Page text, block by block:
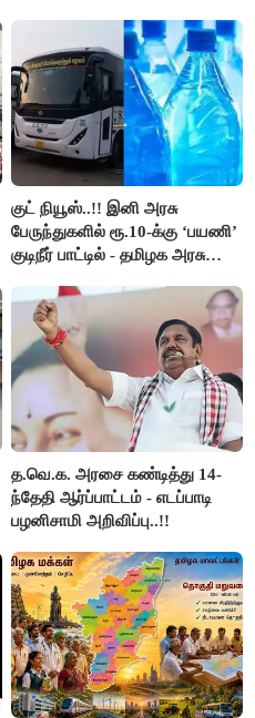
குட் நியூஸ்..!! இனி அரசு
பேருந்துகளில் ரூ.10-க்கு ‘பயணி’
குடிநீர் பாட்டில் - தமிழக அரசு
த.வெ.க. அரசை கண்டித்து 14-
ந்தேதி ஆர்ப்பாட்டம் - எடப்பாடி
பழனிசாமி அறிவிப்பு..!!